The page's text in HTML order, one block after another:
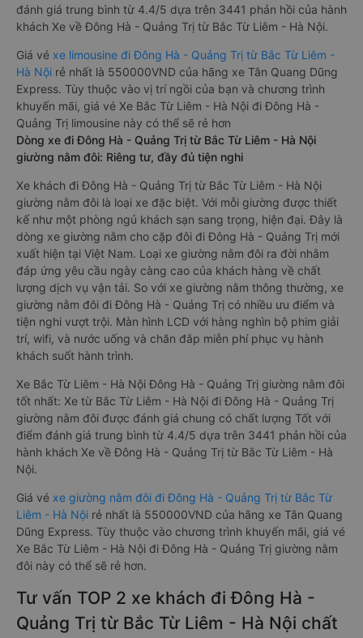
đánh giá trung bình từ 4.4/5 dựa trên 3441 phản hồi của hành
khách Xe về Đông Hà - Quảng Trị từ Bắc Từ Liêm - Hà Nội.
Giá vé xe limousine đi Đông Hà - Quảng Trị từ Bắc Từ Liêm -
Hà Nội rẻ nhất là 550000VND của hãng xe Tân Quang Dũng
Express. Tùy thuộc vào vị trí ngồi của bạn và chương trình
khuyến mãi, giá vé Xe Bắc Từ Liêm - Hà Nội đi Đông Hà -
Quảng Trị limousine này có thể sẽ rẻ hơn
Dòng xe đi Đông Hà - Quảng Trị từ Bắc Từ Liêm - Hà Nội
giường nằm đôi: Riêng tư, đầy đủ tiện nghi
Xe khách đi Đông Hà - Quảng Trị từ Bắc Từ Liêm - Hà Nội
giường nằm đôi là loại xe đặc biệt. Với mỗi giường được thiết
kế như một phòng ngủ khách sạn sang trọng, hiện đại. Đây là
dòng xe giường nằm cho cặp đôi đi Đông Hà - Quảng Trị mới
xuất hiện tại Việt Nam. Loại xe giường nằm đôi ra đời nhằm
đáp ứng yêu cầu ngày càng cao của khách hàng về chất
lượng dịch vụ vận tải. So với xe giường nằm thông thường, xe
giường nằm đôi đi Đông Hà - Quảng Trị có nhiều ưu điểm và
tiện nghi vượt trội. Màn hình LCD với hàng nghìn bộ phim giải
trí, wifi, và nước uống và chăn đắp miễn phí phục vụ hành
khách suốt hành trình.
Xe Bắc Từ Liêm - Hà Nội Đông Hà - Quảng Trị giường nằm đôi
tốt nhất: Xe từ Bắc Từ Liêm - Hà Nội đi Đông Hà - Quảng Trị
giường nằm đôi được đánh giá chung có chất lượng Tốt với
điểm đánh giá trung bình từ 4.4/5 dựa trên 3441 phản hồi của
hành khách Xe về Đông Hà - Quảng Trị từ Bắc Từ Liêm - Hà
Nội.
Giá vé xe giường nằm đôi đi Đông Hà - Quảng Trị từ Bắc Từ
Liêm - Hà Nội rẻ nhất là 550000VND của hãng xe Tân Quang
Dũng Express. Tùy thuộc vào chương trình khuyến mãi, giá vé
Xe Bắc Từ Liêm - Hà Nội đi Đông Hà - Quảng Trị giường nằm
đôi này có thể sẽ rẻ hơn.
Tư vấn TOP 2 xe khách đi Đông Hà -
Quảng Trị từ Bắc Từ Liêm - Hà Nội chất